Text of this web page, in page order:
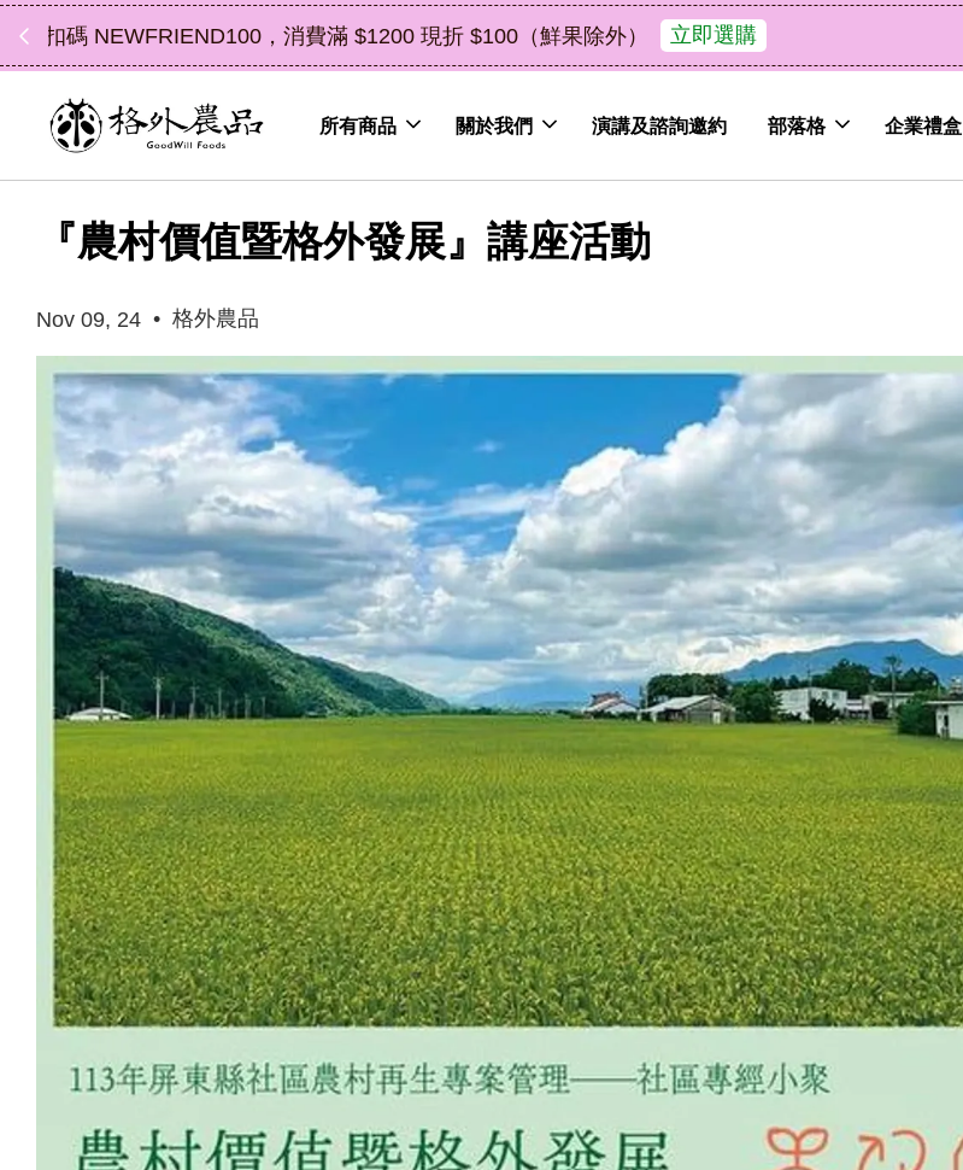
中秋禮盒新上市｜橘皮植萃永續好禮，解油去味・送禮自用兩相宜
所有商品 關於我們 演講及諮詢邀約 部落格 企業禮盒
『農村價值暨格外發展』講座活動
Nov 09, 24 • 格外農品